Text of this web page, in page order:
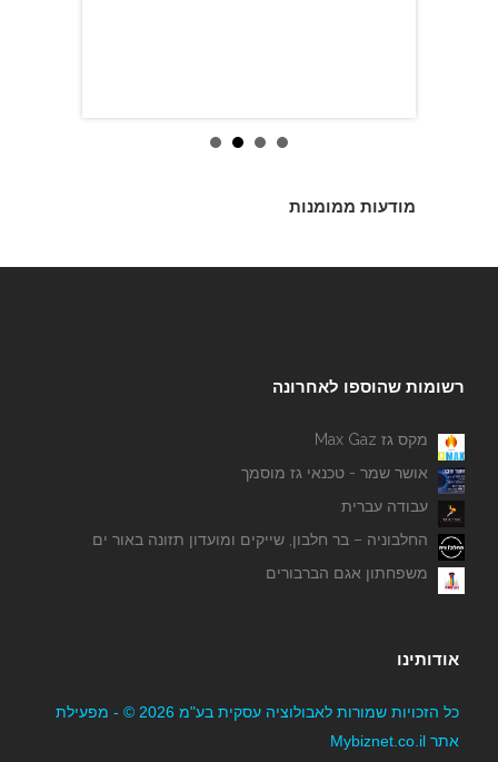
מודעות ממומנות
רשומות שהוספו לאחרונה
מקס גז Max Gaz
אושר שמר - טכנאי גז מוסמך
עבודה עברית
החלבוניה – בר חלבון, שייקים ומועדון תזונה באור ים
משפחתון אגם הברבורים
אודותינו
כל הזכויות שמורות לאבולוציה עסקית בע"מ 2026 © - מפעילת
אתר Mybiznet.co.il